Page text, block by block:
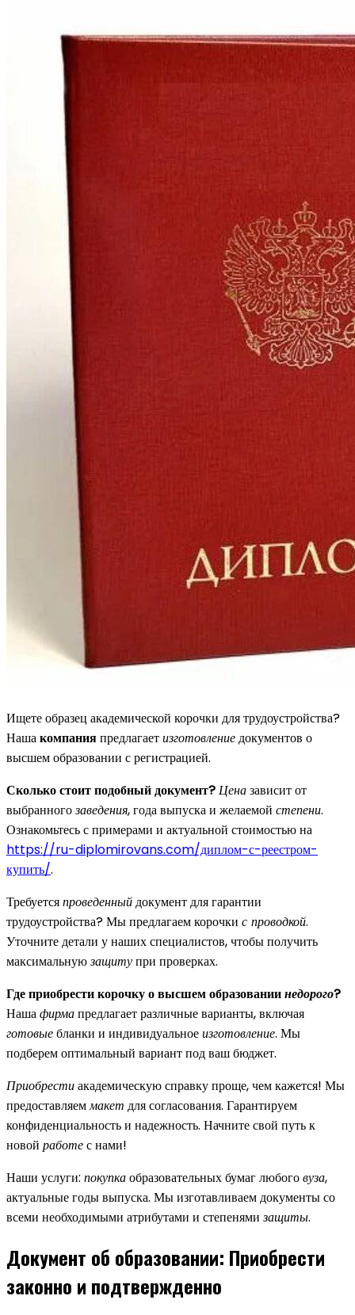
Ищете образец академической корочки для трудоустройства?
Нашакомпанияпредлагаетизготовлениедокументов о
высшем образовании с регистрацией.
Сколько стоит подобный документ?Ценазависит от
выбранногозаведения, года выпуска и желаемой степени.
Ознакомьтесь с примерами и актуальной стоимостью на
https://ru-diplomirovans.com/диплом-с-реестром-
купить/.
Требуетсяпроведенныйдокумент для гарантии
трудоустройства? Мы предлагаем корочки с проводкой.
Уточните детали у наших специалистов, чтобы получить
максимальнуюзащитупри проверках.
Где приобрести корочку о высшем образованиинедорого?
Нашафирмапредлагает различные варианты, включая
готовыебланки и индивидуальноеизготовление. Мы
подберем оптимальный вариант под ваш бюджет.
Приобрестиакадемическую справку проще, чем кажется! Мы
предоставляеммакет для согласования. Гарантируем
конфиденциальность и надежность. Начните свой путь к
новой работес нами!
Наши услуги: покупкаобразовательных бумаг любоговуза,
актуальные годы выпуска. Мы изготавливаем документы со
всеми необходимыми атрибутами и степенямизащиты.
Документ об образовании: Приобрести
законно и подтвержденно